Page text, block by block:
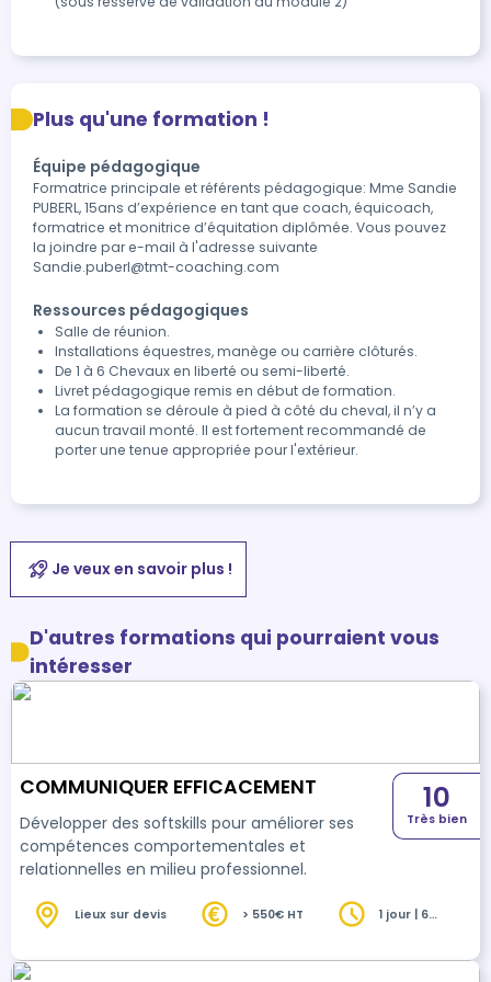
Plus qu'une formation !
Équipe pédagogique
Formatrice principale et référents pédagogique: Mme Sandie
PUBERL, 15ans d’expérience en tant que coach, équicoach,
formatrice et monitrice d’équitation diplômée. Vous pouvez
la joindre par e-mail à l'adresse suivante
Sandie.puberl@tmt-coaching.com
Ressources pédagogiques
Salle de réunion.
Installations équestres, manège ou carrière clôturés.
De 1 à 6 Chevaux en liberté ou semi-liberté.
Livret pédagogique remis en début de formation.
La formation se déroule à pied à côté du cheval, il n’y a
aucun travail monté. Il est fortement recommandé de
porter une tenue appropriée pour l'extérieur.
Je veux en savoir plus !
D'autres formations qui pourraient vous
intéresser
COMMUNIQUER EFFICACEMENT
Développer des softskills pour améliorer ses
compétences comportementales et
relationnelles en milieu professionnel.
10
Très bien
Lieux sur devis > 550€ HT
1 jour | 6